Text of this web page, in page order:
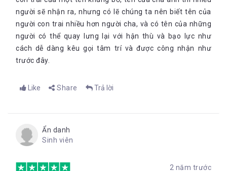
người sẵn sàng quỳ xuống sàn để chơi cùng chị ngay lần
đầu gặp mặt. Cha tôi là một người đàn ông nổi bật, song
gầy đến thảm thương bởi cha sống trong một nhà nội trú
không được phép nấu ăn. Tiếng anh của ông gần như
hoàn hảo, có đôi chút trang nghiêm thái quá. Ông có
giọng nói đậm chất Ả Rập. Đôi khi ông hay nói nhầm, song
việc ông nói sai luôn khiến mọi người cười vui vẻ.”
“Sau khi kết thúc công việc, cha tôi sẽ cùng cả nhà đi dã
yên bình vui vẻ cứ thế trôi qua”.
khổng lồ và xoay vòng quanh trong trò Dizzy Dynamo, sau
đó với trò Grand Carousel, chúng tôi được cưỡi những chú
ngựa được sơn màu sặc sỡ: cha tôi chọn một con ngựa
vào cổ một chú ngựa nâu nhỏ lúc nào cũng đứng yên.
người sẽ nhận ra, nhưng có lẽ chúng ta nên biết tên của
người con trai nhiều hơn người cha, và có tên của những
người có thể quay lưng lại với hận thù và bạo lực như
cách dễ dàng kêu gọi tâm trí và được công nhận như
trước đây.
Like Share Trả lời
Ẩn danh
Sinh viên
2 năm trước